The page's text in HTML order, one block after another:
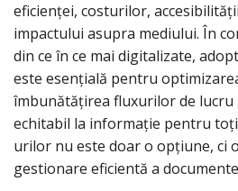
eficienței, costurilor,
impactului asupra mediului. În
din ce în ce mai digitalizate,
este esențială pentru
îmbunătățirea fluxurilor de lucru
echitabil la informație pentru
urilor nu este doar o opțiune, ci
gestionare eficientă a